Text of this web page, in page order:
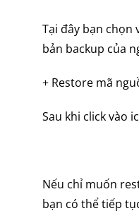
Tại đây bạn chọn
bản backup của
+ Restore mã
Sau khi click vào
Nếu chỉ muốn
bạn có thể tiếp